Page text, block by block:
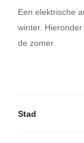
Een elektrische
winter.
de zomer.
Stad